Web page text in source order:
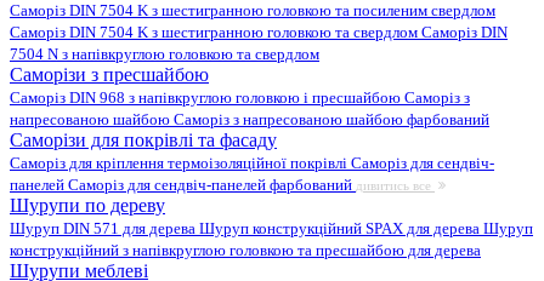
Саморіз DIN 7504 K з шестигранною головкою та посиленим свердлом
Саморіз DIN 7504 K з шестигранною головкою та свердлом Саморіз DIN
7504 N з напівкруглою головкою та свердлом
Саморізи з пресшайбою
Саморіз DIN 968 з напівкруглою головкою і пресшайбою Саморіз з
напресованою шайбою Саморіз з напресованою шайбою фарбований
Саморізи для покрівлі та фасаду
Саморіз для кріплення термоізоляційної покрівлі Саморіз для сендвіч-
панелей Саморіз для сендвіч-панелей фарбований дивитись все
Шурупи по дереву
Шуруп DIN 571 для дерева Шуруп конструкційний SPAX для дерева Шуруп
конструкційний з напівкруглою головкою та пресшайбою для дерева
Шурупи меблеві